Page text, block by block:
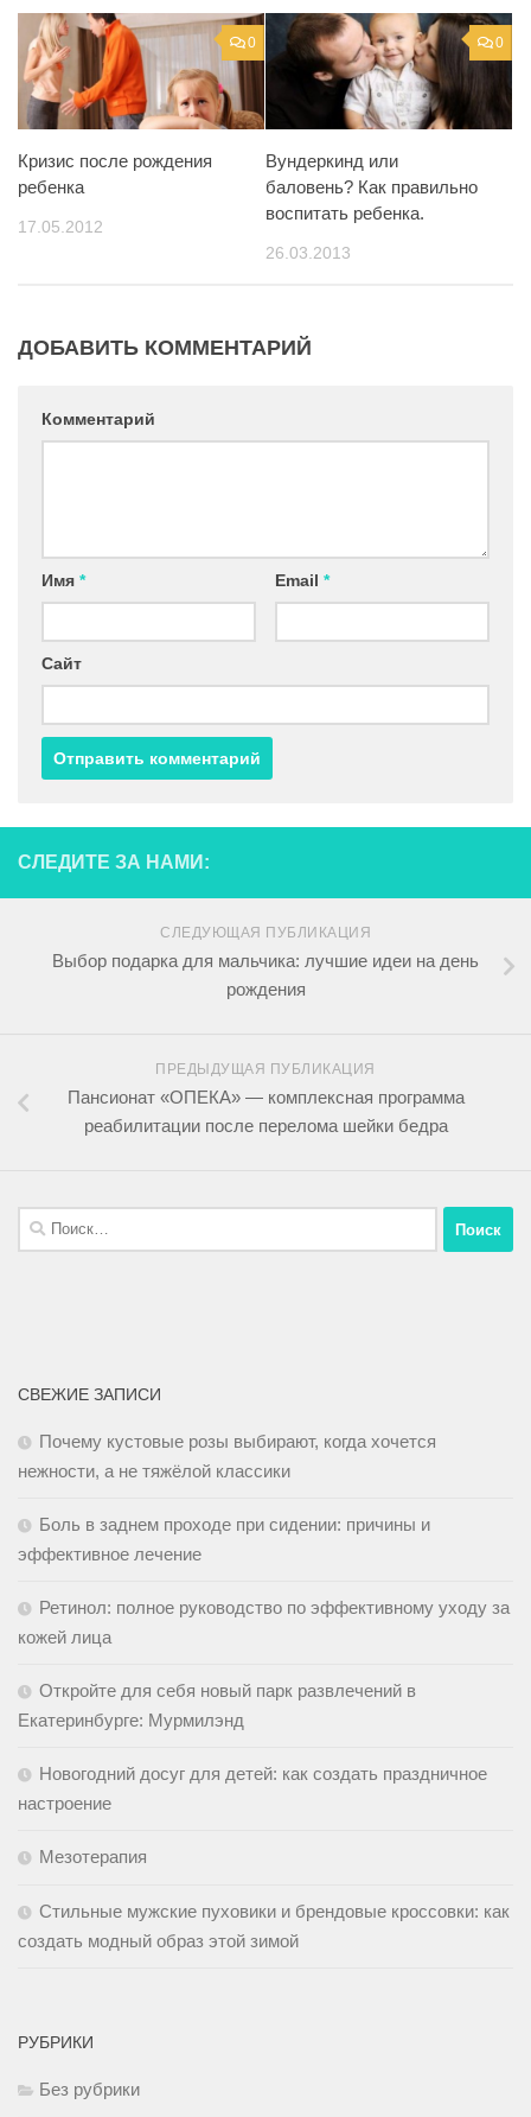
0
Кризис после рождения
ребенка
17.05.2012
0
Вундеркинд или
баловень? Как правильно
воспитать ребенка.
26.03.2013
ДОБАВИТЬ КОММЕНТАРИЙ
Комментарий
Имя * Email *
Сайт
СЛЕДИТЕ ЗА НАМИ:
СЛЕДУЮЩАЯ ПУБЛИКАЦИЯ
Выбор подарка для мальчика: лучшие идеи на день
рождения
ПРЕДЫДУЩАЯ ПУБЛИКАЦИЯ
Пансионат «ОПЕКА» — комплексная программа
реабилитации после перелома шейки бедра
СВЕЖИЕ ЗАПИСИ
Почему кустовые розы выбирают, когда хочется
нежности, а не тяжёлой классики
Боль в заднем проходе при сидении: причины и
эффективное лечение
Ретинол: полное руководство по эффективному уходу за
кожей лица
Откройте для себя новый парк развлечений в
Екатеринбурге: Мурмилэнд
Новогодний досуг для детей: как создать праздничное
настроение
Мезотерапия
Стильные мужские пуховики и брендовые кроссовки: как
создать модный образ этой зимой
РУБРИКИ
Без рубрики